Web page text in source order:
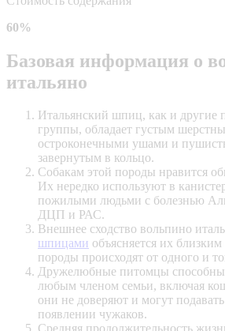
60%
Базовая информация о
итальяно
Итальянский шпиц, как и другие
группы, обладает густым
остроконечными ушами и
завернутым в кольцо.
Собакам этой породы нравится
Их нередко используют в
пожилыми людьми с болезнью
ДЦП и РАС.
Внешнее сходство вольпино
шпицами объясняется их
породы происходят от одного и
Дружелюбные питомцы
любым членом семьи, включая
они не доверяют и могут
появлении чужаков.